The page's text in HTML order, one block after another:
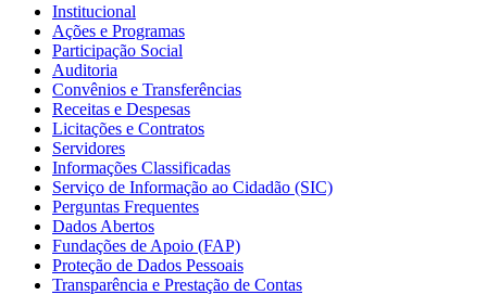
Institucional
Ações e Programas
Participação Social
Auditoria
Convênios e Transferências
Receitas e Despesas
Licitações e Contratos
Servidores
Informações Classificadas
Serviço de Informação ao Cidadão (SIC)
Perguntas Frequentes
Dados Abertos
Fundações de Apoio (FAP)
Proteção de Dados Pessoais
Transparência e Prestação de Contas